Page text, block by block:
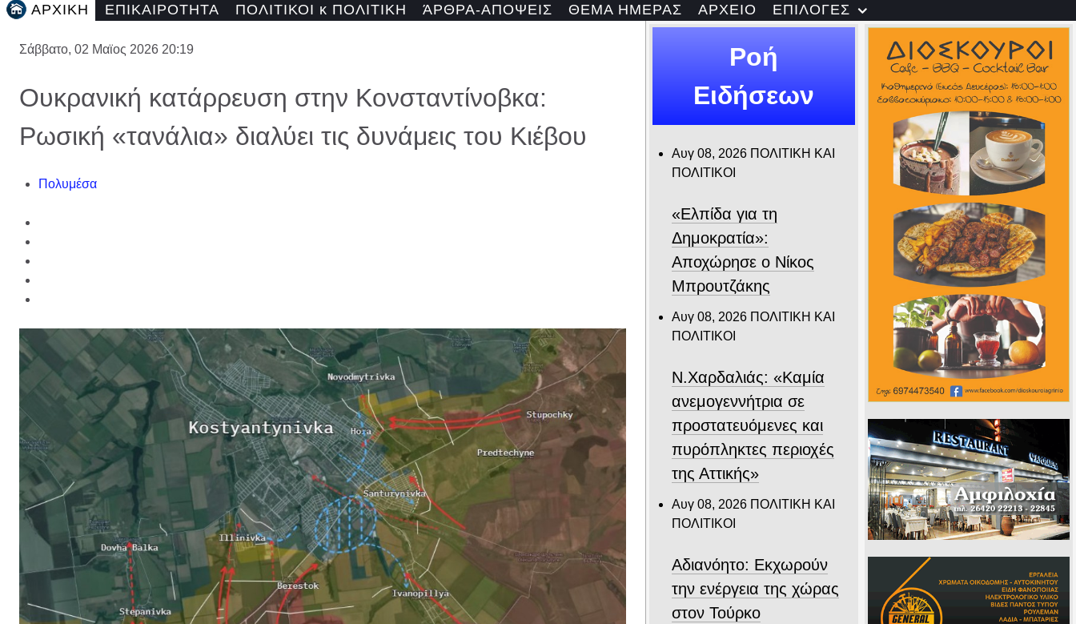
ΑΡΧΙΚΗ ΕΠΙΚΑΙΡΟΤΗΤΑ ΠΟΛΙΤΙΚΟΙ κ ΠΟΛΙΤΙΚΗ ΆΡΘΡΑ-ΑΠΟΨΕΙΣ ΘΕΜΑ ΗΜΕΡΑΣ ΑΡΧΕΙΟ ΕΠΙΛΟΓΕΣ
Σάββατο, 02 Μαϊος 2026 20:19
Ουκρανική κατάρρευση στην Κονσταντίνοβκα:
Ρωσική «τανάλια» διαλύει τις δυνάμεις του Κιέβου
Πολυμέσα
Ροή
Ειδήσεων
Αυγ 08, 2026 ΠΟΛΙΤΙΚΗ ΚΑΙ
ΠΟΛΙΤΙΚΟΙ
«Ελπίδα για τη
Δημοκρατία»:
Αποχώρησε ο Νίκος
Μπρουτζάκης
Αυγ 08, 2026 ΠΟΛΙΤΙΚΗ ΚΑΙ
ΠΟΛΙΤΙΚΟΙ
Ν.Χαρδαλιάς: «Καμία
ανεμογεννήτρια σε
προστατευόμενες και
πυρόπληκτες περιοχές
της Αττικής»
Αυγ 08, 2026 ΠΟΛΙΤΙΚΗ ΚΑΙ
ΠΟΛΙΤΙΚΟΙ
Αδιανόητο: Εκχωρούν
την ενέργεια της χώρας
στον Τούρκο